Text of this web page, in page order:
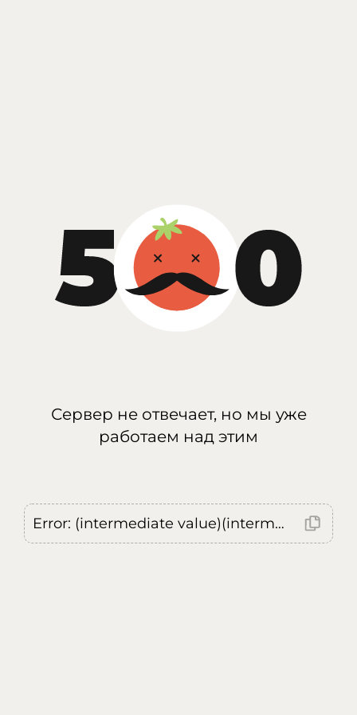
Сервер не отвечает, но мы уже
работаем над этим
Error: (intermediate value)(intermediate value)(intermediate value).replaceAll is not a function